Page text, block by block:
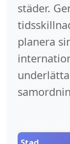
städer.
planera